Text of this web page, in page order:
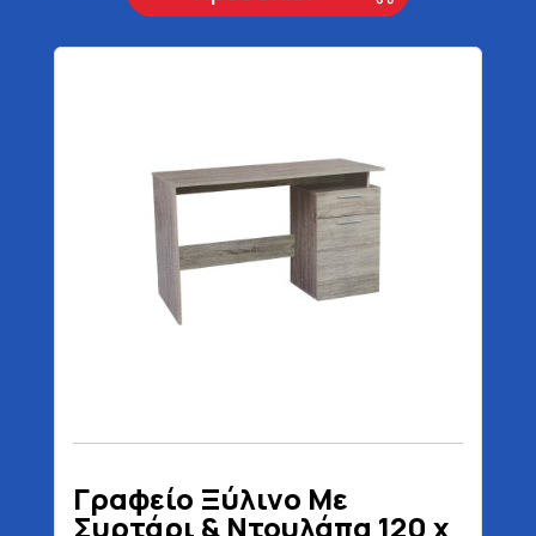
Γραφείο Ξύλινο Με
Συρτάρι & Ντουλάπα 120 x